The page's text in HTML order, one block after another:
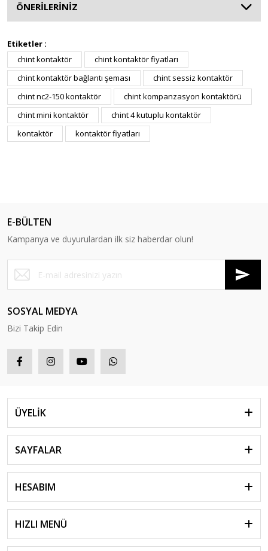
ÖNERİLERİNİZ
Etiketler :
chint kontaktör
chint kontaktör fiyatları
chint kontaktör bağlantı şeması
chint sessiz kontaktör
chint nc2-150 kontaktör
chint kompanzasyon kontaktörü
chint mini kontaktör
chint 4 kutuplu kontaktör
kontaktör
kontaktör fiyatları
E-BÜLTEN
Kampanya ve duyurulardan ilk siz haberdar olun!
SOSYAL MEDYA
Bizi Takip Edin
ÜYELİK
SAYFALAR
HESABIM
HIZLI MENÜ